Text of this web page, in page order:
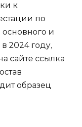
к
по
и
2024 году,
сайте ссылка
образец